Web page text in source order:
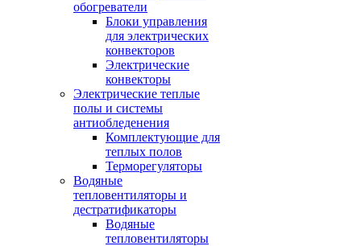
обогреватели
Блоки управления
для электрических
конвекторов
Электрические
конвекторы
Электрические теплые
полы и системы
антиобледенения
Комплектующие для
теплых полов
Терморегуляторы
Водяные
тепловентиляторы и
дестратификаторы
Водяные
тепловентиляторы